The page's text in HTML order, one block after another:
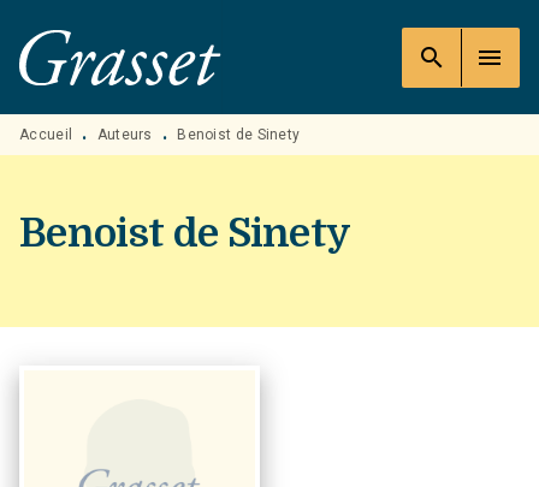
MENU RECHERCHE
PIED DE PAGE
search menu
Accueil • Auteurs • Benoist de Sinety
Benoist de Sinety